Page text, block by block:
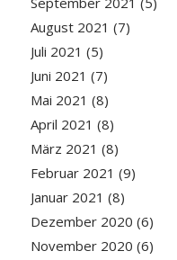
August 2021 (7)
Juli 2021 (5)
Juni 2021 (7)
Mai 2021 (8)
April 2021 (8)
März 2021 (8)
Februar 2021 (9)
Januar 2021 (8)
Dezember 2020 (6)
November 2020 (6)